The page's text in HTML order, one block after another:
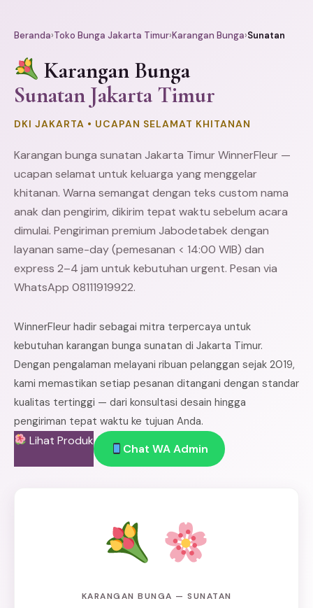
Beranda›Toko Bunga Jakarta Timur›Karangan Bunga›Sunatan
Karangan Bunga
Sunatan Jakarta Timur
DKI JAKARTA • UCAPAN SELAMAT KHITANAN
Karangan bunga sunatan Jakarta Timur WinnerFleur —
ucapan selamat untuk keluarga yang menggelar
khitanan. Warna semangat dengan teks custom nama
anak dan pengirim, dikirim tepat waktu sebelum acara
dimulai. Pengiriman premium Jabodetabek dengan
layanan same-day (pemesanan < 14:00 WIB) dan
express 2–4 jam untuk kebutuhan urgent. Pesan via
WhatsApp 08111919922.
WinnerFleur hadir sebagai mitra terpercaya untuk
kebutuhan karangan bunga sunatan di Jakarta Timur.
Dengan pengalaman melayani ribuan pelanggan sejak 2019,
kami memastikan setiap pesanan ditangani dengan standar
kualitas tertinggi — dari konsultasi desain hingga
pengiriman tepat waktu ke tujuan Anda.
Lihat Produk
Chat WA Admin
KARANGAN BUNGA — SUNATAN